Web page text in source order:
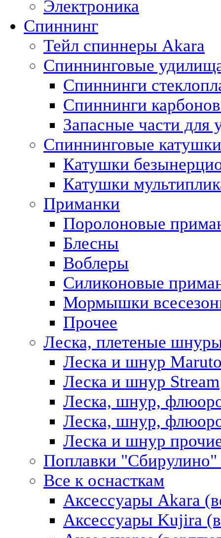
Электроника
Спиннинг
Тейл спиннеры Akara
Спиннинговые
Спиннинги
Спиннинги
Запасные части для
Спиннинговые катушки
Катушки
Катушки
Приманки
Поролоновые
Блесны
Воблеры
Силиконовые
Мормышки
Прочее
Леска, плетеные
Леска и шнур
Леска и шнур Stream
Леска, шнур,
Леска, шнур,
Леска и шнур
Поплавки
Все к оснасткам
Аксессуары Akara
Аксессуары Kujira